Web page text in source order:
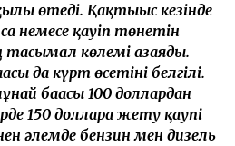
өтеді. Қақтығыс кезінде
немесе қауіп төнетін
тасымал көлемі азаяды.
да күрт өсетіні белгілі.
бағасы 100 доллардан
150 долларға жету қаупі
әлемде бензин мен дизель